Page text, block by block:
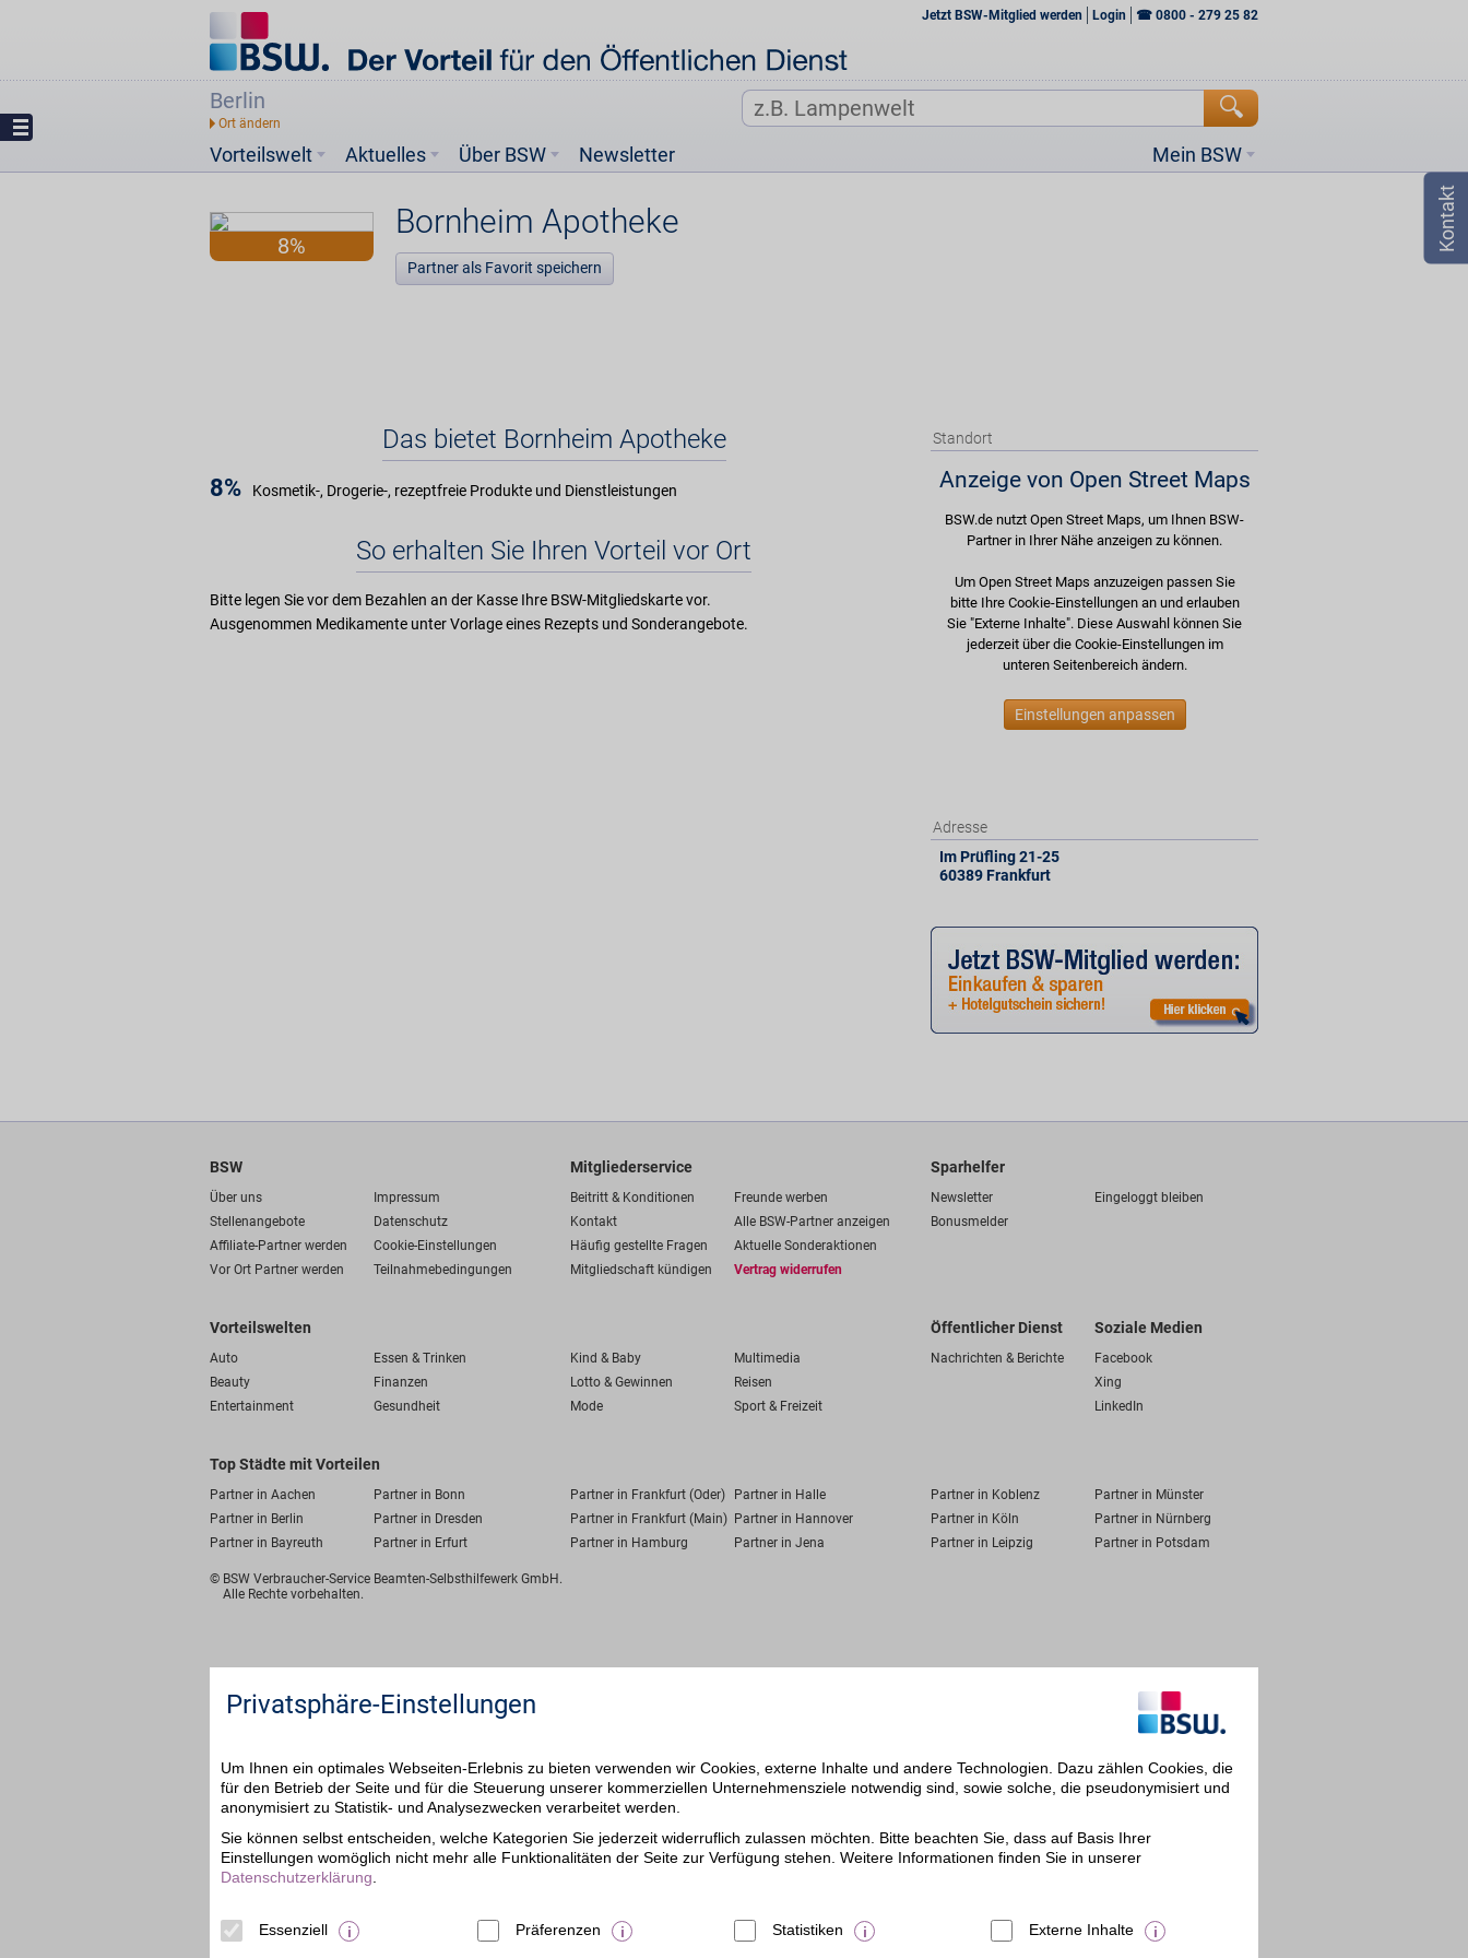
Jetzt BSW-Mitglied werden Login ☎ 0800 - 279 25 82
Berlin
Vorteilswelt Mein BSW
Aktuelles Über BSW Newsletter
8%
Bornheim Apotheke
Partner als Favorit speichern
Das bietet Bornheim Apotheke
8% Kosmetik-, Drogerie-, rezeptfreie Produkte und Dienstleistungen
So erhalten Sie Ihren Vorteil vor Ort
Bitte legen Sie vor dem Bezahlen an der Kasse Ihre BSW-Mitgliedskarte vor.
Ausgenommen Medikamente unter Vorlage eines Rezepts und Sonderangebote.
Standort
Anzeige von Open Street Maps
BSW.de nutzt Open Street Maps, um Ihnen BSW-
Partner in Ihrer Nähe anzeigen zu können.
Um Open Street Maps anzuzeigen passen Sie
bitte Ihre Cookie-Einstellungen an und erlauben
Sie "Externe Inhalte". Diese Auswahl können Sie
jederzeit über die Cookie-Einstellungen im
unteren Seitenbereich ändern.
Einstellungen anpassen
Adresse
Im Prüfling 21-25
60389 Frankfurt
BSW
Über uns
Impressum
Stellenangebote
Datenschutz
Affiliate-Partner werden
Cookie-Einstellungen
Vor Ort Partner werden
Teilnahmebedingungen
Mitgliederservice
Beitritt & Konditionen
Freunde werben
Kontakt
Alle BSW-Partner anzeigen
Häufig gestellte Fragen
Aktuelle Sonderaktionen
Mitgliedschaft kündigen
Vertrag widerrufen
Sparhelfer
Newsletter
Eingeloggt bleiben
Bonusmelder
Vorteilswelten
Auto Essen & Trinken Kind & Baby
Multimedia
Beauty
Finanzen Lotto & Gewinnen
Reisen
Entertainment
Gesundheit Mode Sport & Freizeit
Öffentlicher Dienst
Nachrichten & Berichte
Soziale Medien
Facebook
Xing
LinkedIn
Top Städte mit Vorteilen
Partner in Aachen Partner in Bonn Partner in Frankfurt (Oder) Partner in Halle Partner in Koblenz
Partner in Münster
Partner in Berlin
Partner in Dresden Partner in Frankfurt (Main) Partner in Hannover Partner in Köln
Partner in Nürnberg
Partner in Bayreuth
Partner in Erfurt Partner in Hamburg Partner in Jena Partner in Leipzig Partner in Potsdam
© BSW Verbraucher-Service Beamten-Selbsthilfewerk GmbH.
Alle Rechte vorbehalten.
Privatsphäre-Einstellungen
Um Ihnen ein optimales Webseiten-Erlebnis zu bieten verwenden wir Cookies, externe Inhalte und andere Technologien. Dazu zählen Cookies, die
für den Betrieb der Seite und für die Steuerung unserer kommerziellen Unternehmensziele notwendig sind, sowie solche, die pseudonymisiert und
anonymisiert zu Statistik- und Analysezwecken verarbeitet werden.
Sie können selbst entscheiden, welche Kategorien Sie jederzeit widerruflich zulassen möchten. Bitte beachten Sie, dass auf Basis Ihrer
Einstellungen womöglich nicht mehr alle Funktionalitäten der Seite zur Verfügung stehen. Weitere Informationen finden Sie in unserer
Datenschutzerklärung
Essenziell Präferenzen Statistiken Externe Inhalte